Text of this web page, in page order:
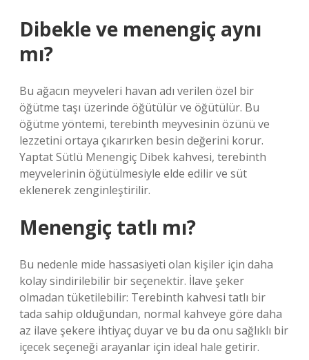
Dibekle ve menengiç aynı
mı?
Bu ağacın meyveleri havan adı verilen özel bir
öğütme taşı üzerinde öğütülür ve öğütülür. Bu
öğütme yöntemi, terebinth meyvesinin özünü ve
lezzetini ortaya çıkarırken besin değerini korur.
Yaptat Sütlü Menengiç Dibek kahvesi, terebinth
meyvelerinin öğütülmesiyle elde edilir ve süt
eklenerek zenginleştirilir.
Menengiç tatlı mı?
Bu nedenle mide hassasiyeti olan kişiler için daha
kolay sindirilebilir bir seçenektir. İlave şeker
olmadan tüketilebilir: Terebinth kahvesi tatlı bir
tada sahip olduğundan, normal kahveye göre daha
az ilave şekere ihtiyaç duyar ve bu da onu sağlıklı bir
içecek seçeneği arayanlar için ideal hale getirir.